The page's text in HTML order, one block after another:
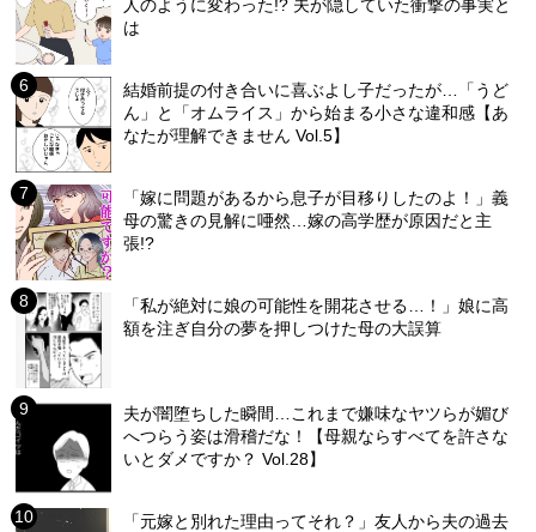
人のように変わった!? 夫が隠していた衝撃の事実と
は
結婚前提の付き合いに喜ぶよし子だったが…「うど
ん」と「オムライス」から始まる小さな違和感【あ
なたが理解できません Vol.5】
「嫁に問題があるから息子が目移りしたのよ！」義
母の驚きの見解に唖然…嫁の高学歴が原因だと主
張!?
「私が絶対に娘の可能性を開花させる…！」娘に高
額を注ぎ自分の夢を押しつけた母の大誤算
夫が闇堕ちした瞬間…これまで嫌味なヤツらが媚び
へつらう姿は滑稽だな！【母親ならすべてを許さな
いとダメですか？ Vol.28】
「元嫁と別れた理由ってそれ？」友人から夫の過去